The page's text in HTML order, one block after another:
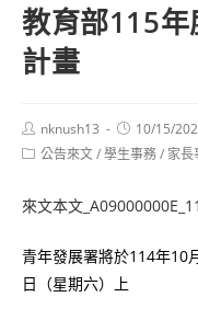
教育部115
計畫
Post
author:
nknush13
Post
published:
10/15/
Post公告來文/學生事務/ 家長
來文本文
青年發展署將於114年10
日（星期六）上